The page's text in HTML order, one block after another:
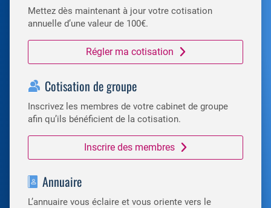
Mettez dès maintenant à jour votre cotisation
annuelle d’une valeur de 100€.
Régler ma cotisation
Cotisation de groupe
Inscrivez les membres de votre cabinet de groupe
afin qu’ils bénéficient de la cotisation.
Inscrire des membres
Annuaire
L’annuaire vous éclaire et vous oriente vers le